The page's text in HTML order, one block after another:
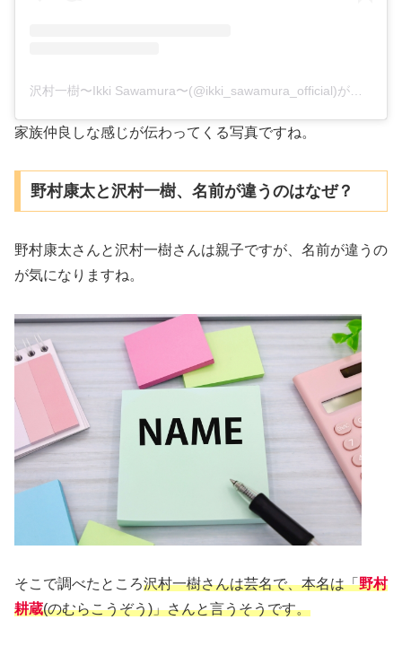
家族仲良しな感じが伝わってくる写真ですね。
野村康太と沢村一樹、名前が違うのはなぜ？
野村康太さんと沢村一樹さんは親子ですが、名前が違うの
が気になりますね。
そこで調べたところ沢村一樹さんは芸名で、本名は「野村
耕蔵(のむらこうぞう)」さんと言うそうです。